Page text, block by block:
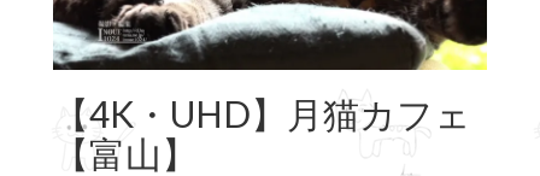
【4K・UHD】月猫カフェ
【富山】